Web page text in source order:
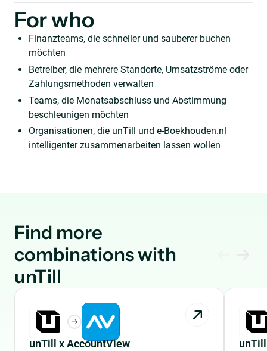
For who
Finanzteams, die schneller und sauberer buchen
möchten
Betreiber, die mehrere Standorte, Umsatzströme oder
Zahlungsmethoden verwalten
Teams, die Monatsabschluss und Abstimmung
beschleunigen möchten
Organisationen, die unTill und e-Boekhouden.nl
intelligenter zusammenarbeiten lassen wollen
Find more
combinations with
unTill
unTill x AccountView unTill